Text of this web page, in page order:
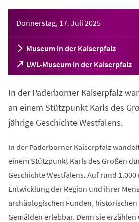
Donnerstag, 17. Juli 2025
Museum in der Kaiserpfalz
LWL-Museum in der Kaiserpfalz
(Öffnet
in
neuen
Tab)
In der Paderborner Kaiserpfalz
an einem Stützpunkt Karls des
jährige Geschichte Westfalens.
In der Paderborner Kaiserpfalz
einem Stützpunkt Karls des Großen
Geschichte Westfalens. Auf rund
Entwicklung der Region und ihrer
archäologischen Funden,
Gemälden erlebbar. Denn sie erzählen